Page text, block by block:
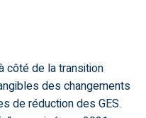
côté de la transition
des changements
de réduction des GES.